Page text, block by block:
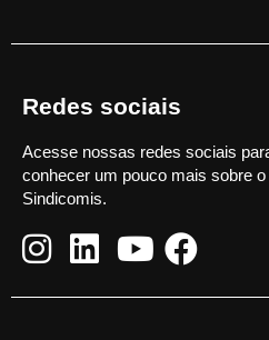
Redes sociais
Acesse nossas redes sociais
conhecer um pouco mais sobre o
Sindicomis.